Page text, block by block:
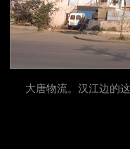
大唐物流。汉江边的